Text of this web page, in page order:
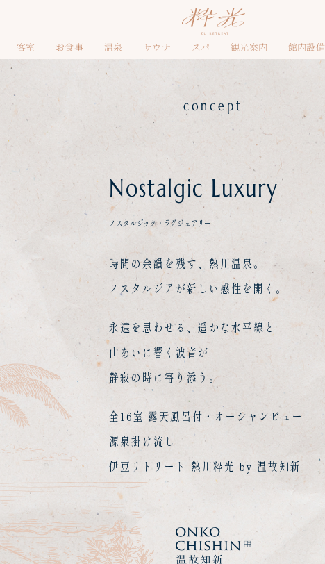
客室 お食事 温泉 サウナ スパ 観光案内 館内設備
concept
Nostalgic Luxury
ノスタルジック・ラグジュアリー
時間の余韻を残す、熱川温泉。
ノスタルジアが新しい感性を開く。
永遠を思わせる、遥かな水平線と
山あいに響く波音が
静寂の時に寄り添う。
全16室 露天風呂付・オーシャンビュー
源泉掛け流し
伊豆リトリート 熱川粋光 by 温故知新